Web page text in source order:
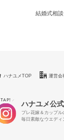
結婚式相
ハナユメTOP 運営会
TAP! ／ ハナユメ公
プレ花嫁＆カップ
毎日素敵なウエデ